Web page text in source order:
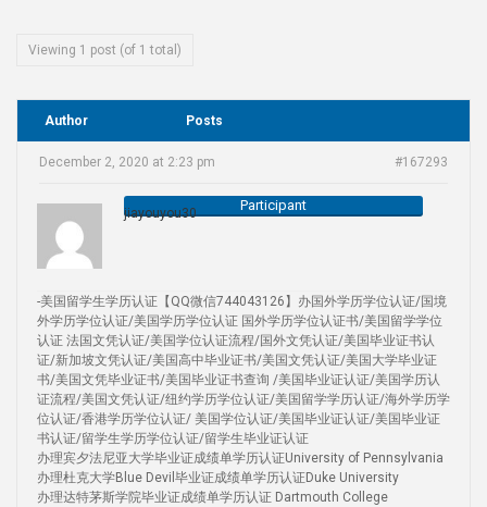
Viewing 1 post (of 1 total)
Author Posts
December 2, 2020 at 2:23 pm #167293
jiayouyou30 Participant
-美国留学生学历认证【QQ微信744043126】办国外学历学位认证/国境
外学历学位认证/美国学历学位认证 国外学历学位认证书/美国留学学位
认证 法国文凭认证/美国学位认证流程/国外文凭认证/美国毕业证书认
证/新加坡文凭认证/美国高中毕业证书/美国文凭认证/美国大学毕业证
书/美国文凭毕业证书/美国毕业证书查询 /美国毕业证认证/美国学历认
证流程/美国文凭认证/纽约学历学位认证/美国留学学历认证/海外学历学
位认证/香港学历学位认证/ 美国学位认证/美国毕业证认证/美国毕业证
书认证/留学生学历学位认证/留学生毕业证认证
办理宾夕法尼亚大学毕业证成绩单学历认证University of Pennsylvania
办理杜克大学Blue Devil毕业证成绩单学历认证Duke University
办理达特茅斯学院毕业证成绩单学历认证 Dartmouth College